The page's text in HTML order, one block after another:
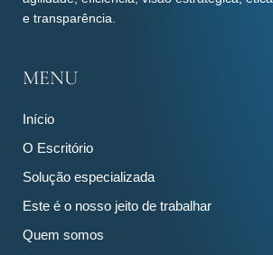
e transparência.
MENU
Início
O Escritório
Solução especializada
Este é o nosso jeito de trabalhar
Quem somos